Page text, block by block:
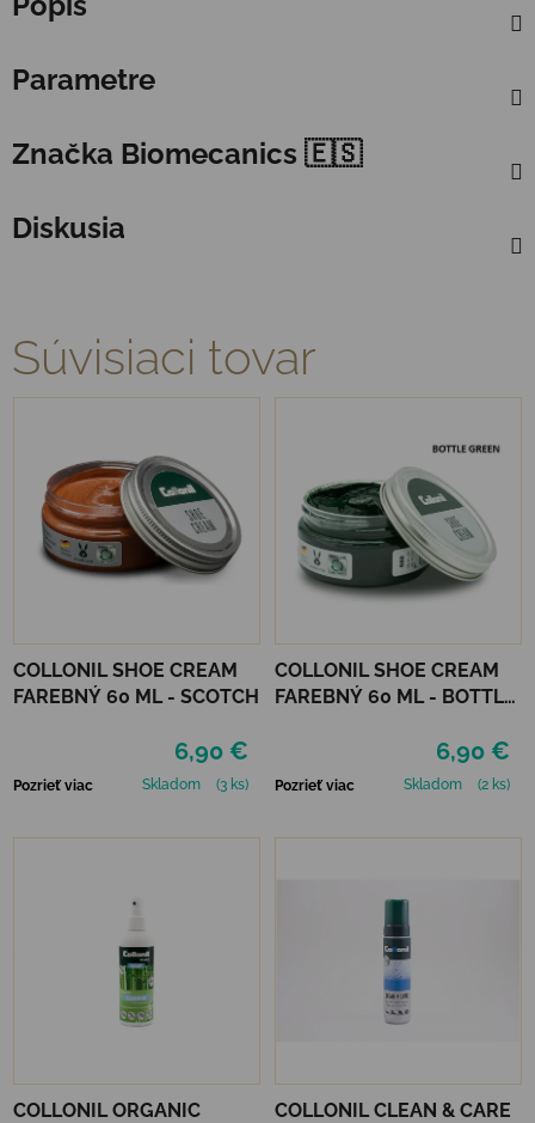
Parametre
Značka Biomecanics 🇪🇸
Diskusia
Súvisiaci tovar
COLLONIL SHOE CREAM
FAREBNÝ 60 ML - SCOTCH
6,90 €
Pozrieť viac Skladom (3 ks)
COLLONIL SHOE CREAM
FAREBNÝ 60 ML - BOTTLE
6,90 €
Pozrieť viac Skladom (2 ks)
COLLONIL ORGANIC
COLLONIL CLEAN & CARE